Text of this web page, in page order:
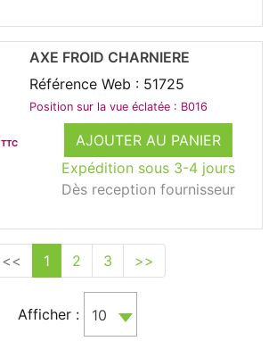
TTC
AJOUTER AU PANIER
Expédition sous 3-4 jours
Dès reception fournisseur
AXE FROID CHARNIERE
Référence Web : 51725
Position sur la vue éclatée : B016
<< 1 2 3 >>
Afficher : 10